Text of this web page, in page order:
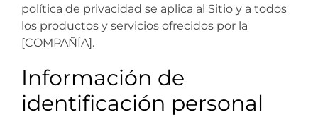
política de privacidad se aplica al Sitio y a todos
los productos y servicios ofrecidos por la
[COMPAÑÍA].
Información de
identificación personal